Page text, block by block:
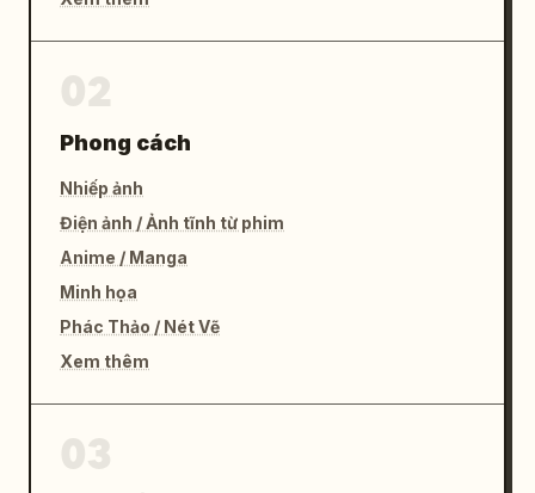
Phong cách
Nhiếp ảnh
Điện ảnh / Ảnh tĩnh từ phim
Anime / Manga
Minh họa
Phác Thảo / Nét Vẽ
Xem thêm